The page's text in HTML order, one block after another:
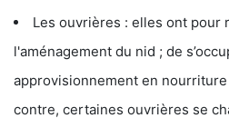
Les ouvrières : elles ont pour
l'aménagement du nid ; de
approvisionnement en
contre, certaines ouvrières se